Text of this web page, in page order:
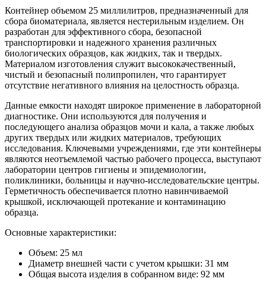
Контейнер объемом 25 миллилитров, предназначенный для
сбора биоматериала, является нестерильным изделием. Он
разработан для эффективного сбора, безопасной
транспортировки и надежного хранения различных
биологических образцов, как жидких, так и твердых.
Материалом изготовления служит высококачественный,
чистый и безопасный полипропилен, что гарантирует
отсутствие негативного влияния на целостность образца.
Данные емкости находят широкое применение в лабораторной
диагностике. Они используются для получения и
последующего анализа образцов мочи и кала, а также любых
других твердых или жидких материалов, требующих
исследования. Ключевыми учреждениями, где эти контейнеры
являются неотъемлемой частью рабочего процесса, выступают
лаборатории центров гигиены и эпидемиологии,
поликлиники, больницы и научно-исследовательские центры.
Герметичность обеспечивается плотно навинчиваемой
крышкой, исключающей протекание и контаминацию
образца.
Основные характеристики:
Объем: 25 мл
Диаметр внешней части с учетом крышки: 31 мм
Общая высота изделия в собранном виде: 92 мм